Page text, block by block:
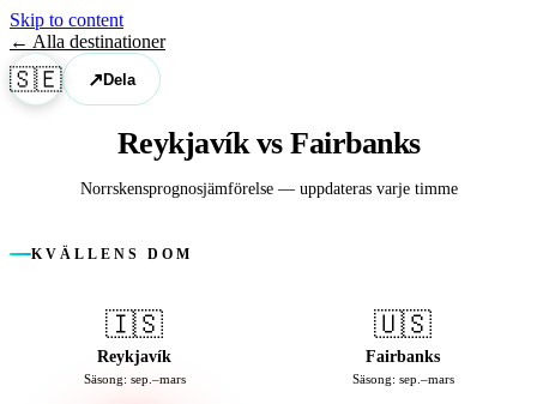
Skip to content
← Alla destinationer
🇸🇪 ↗Dela
Reykjavík vs Fairbanks
Norrskens­prognosjämförelse — uppdateras varje timme
KVÄLLENS DOM
🇮🇸
Reykjavík
Säsong: sep.–mars
🇺🇸
Fairbanks
Säsong: sep.–mars